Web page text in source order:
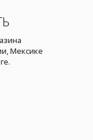
Мексике